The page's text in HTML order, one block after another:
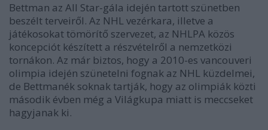
Bettman az All Star-gála idején tartott szünetben
beszélt terveiről. Az NHL vezérkara, illetve a
játékosokat tömörítő szervezet, az NHLPA közös
koncepciót készített a részvételről a nemzetközi
tornákon. Az már biztos, hogy a 2010-es vancouveri
olimpia idején szünetelni fognak az NHL küzdelmei,
de Bettmanék soknak tartják, hogy az olimpiák közti
második évben még a Világkupa miatt is meccseket
hagyjanak ki.